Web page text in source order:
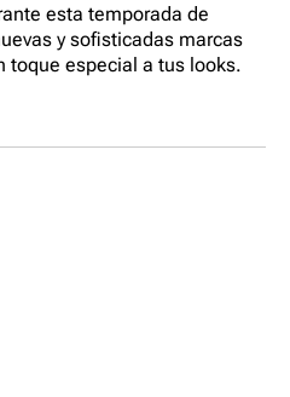
esta temporada de
y sofisticadas marcas
toque especial a tus looks.